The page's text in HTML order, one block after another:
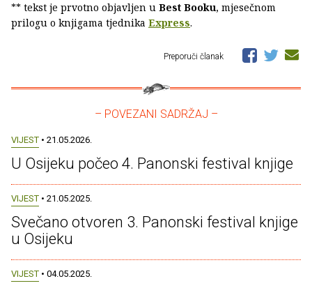
** tekst je prvotno objavljen u Best Booku, mjesečnom
prilogu o knjigama tjednika Express.
Preporuči članak
– POVEZANI SADRŽAJ –
VIJEST • 21.05.2026.
U Osijeku počeo 4. Panonski festival knjige
VIJEST • 21.05.2025.
Svečano otvoren 3. Panonski festival knjige
u Osijeku
VIJEST • 04.05.2025.